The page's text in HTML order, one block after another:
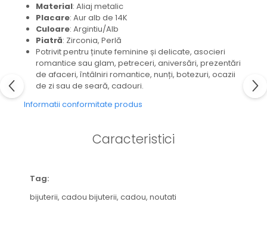
Material: Aliaj metalic
Placare: Aur alb de 14K
Culoare: Argintiu/Alb
Piatră: Zirconia, Perlă
Potrivit pentru ținute feminine și delicate, asocieri
romantice sau glam, petreceri, aniversări, prezentări
de afaceri, întâlniri romantice, nunți, botezuri, ocazii
de zi sau de seară, cadouri.
Informatii conformitate produs
Caracteristici
Tag:
bijuterii, cadou bijuterii, cadou, noutati